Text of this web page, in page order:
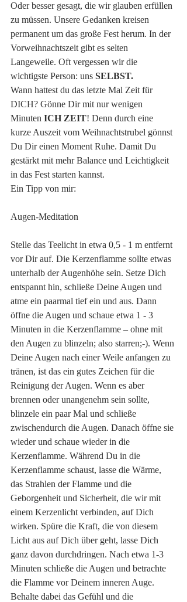
Oder besser gesagt, die wir glauben erfüllen
zu müssen. Unsere Gedanken kreisen
permanent um das große Fest herum. In der
Vorweihnachtszeit gibt es selten
Langeweile. Oft vergessen wir die
wichtigste Person: uns SELBST.
Wann hattest du das letzte Mal Zeit für
DICH? Gönne Dir mit nur wenigen
Minuten ICH ZEIT! Denn durch eine
kurze Auszeit vom Weihnachtstrubel gönnst
Du Dir einen Moment Ruhe. Damit Du
gestärkt mit mehr Balance und Leichtigkeit
in das Fest starten kannst.
Ein Tipp von mir:
Augen-Meditation
Stelle das Teelicht in etwa 0,5 - 1 m entfernt
vor Dir auf. Die Kerzenflamme sollte etwas
unterhalb der Augenhöhe sein. Setze Dich
entspannt hin, schließe Deine Augen und
atme ein paarmal tief ein und aus. Dann
öffne die Augen und schaue etwa 1 - 3
Minuten in die Kerzenflamme – ohne mit
den Augen zu blinzeln; also starren;-). Wenn
Deine Augen nach einer Weile anfangen zu
tränen, ist das ein gutes Zeichen für die
Reinigung der Augen. Wenn es aber
brennen oder unangenehm sein sollte,
blinzele ein paar Mal und schließe
zwischendurch die Augen. Danach öffne sie
wieder und schaue wieder in die
Kerzenflamme. Während Du in die
Kerzenflamme schaust, lasse die Wärme,
das Strahlen der Flamme und die
Geborgenheit und Sicherheit, die wir mit
einem Kerzenlicht verbinden, auf Dich
wirken. Spüre die Kraft, die von diesem
Licht aus auf Dich über geht, lasse Dich
ganz davon durchdringen. Nach etwa 1-3
Minuten schließe die Augen und betrachte
die Flamme vor Deinem inneren Auge.
Behalte dabei das Gefühl und die